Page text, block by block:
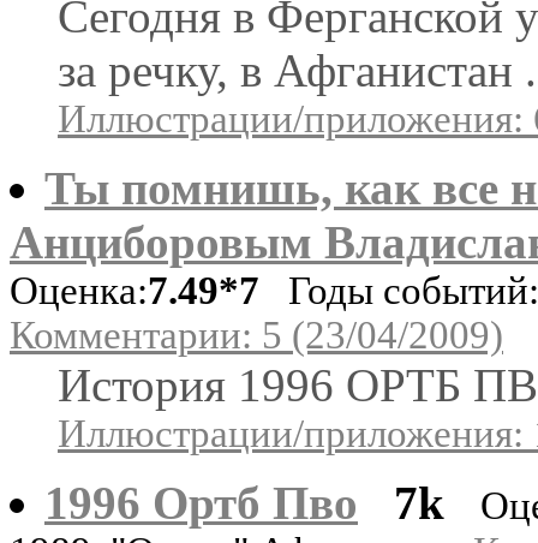
Сегодня в Ферганской
за речку, в Афганистан
Иллюстрации/приложения:
Ты помнишь, как все
Анциборовым
Оценка:7.49*7 Годы
Комментарии: 5 (23/04/2009)
История 1996 ОРТБ
Иллюстрации/приложения:
1996 Ортб Пво 7k